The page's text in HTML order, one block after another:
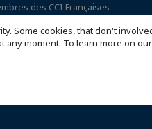
Some cookies, that don't
any moment. To learn more on
des CCI Françaises
Connect.